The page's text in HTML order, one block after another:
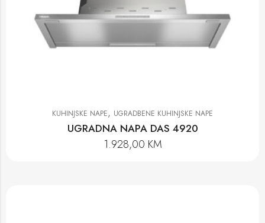
KUHINJSKE NAPE, UGRADBENE KUHINJSKE NAPE
UGRADNA NAPA DAS 4920
1.928,00 KM